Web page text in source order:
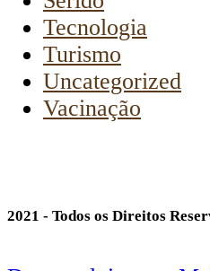
Tecnologia
Turismo
Uncategorized
Vacinação
2021 - Todos os Direitos